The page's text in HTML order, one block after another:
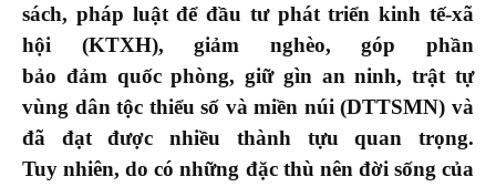
sách, pháp luật để đầu tư phát triển kinh tế-xã
hội (KTXH), giảm nghèo, góp phần
bảo đảm quốc phòng, giữ gìn an ninh, trật tự
vùng dân tộc thiểu số và miền núi (DTTSMN) và
đã đạt được nhiều thành tựu quan trọng.
Tuy nhiên,do có những đặc thù nên đời sốngcủa